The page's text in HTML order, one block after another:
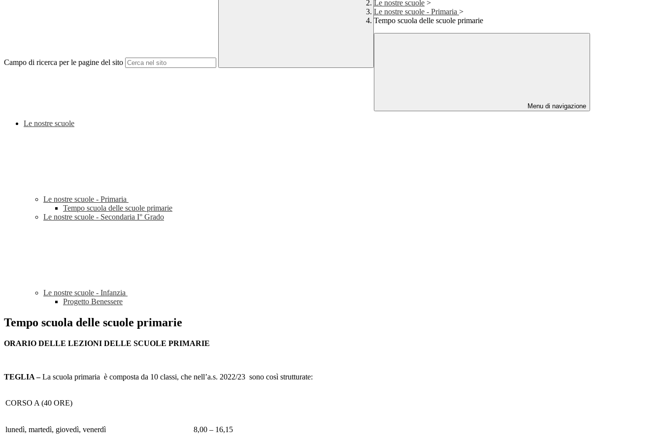
Campo di ricerca per le pagine del sito
Le nostre scuole >
Le nostre scuole - Primaria >
Tempo scuola delle scuole primarie
Menu di navigazione
Le nostre scuole
Le nostre scuole - Primaria
Tempo scuola delle scuole primarie
Le nostre scuole - Secondaria I° Grado
Le nostre scuole - Infanzia
Progetto Benessere
Tempo scuola delle scuole primarie
ORARIO DELLE LEZIONI DELLE SCUOLE PRIMARIE
TEGLIA –La scuola primaria è composta da 10 classi, che nell’a.s. 2022/23 sono così strutturate:
CORSO A (40 ORE)
lunedì, martedì, giovedì, venerdì 8,00 – 16,15